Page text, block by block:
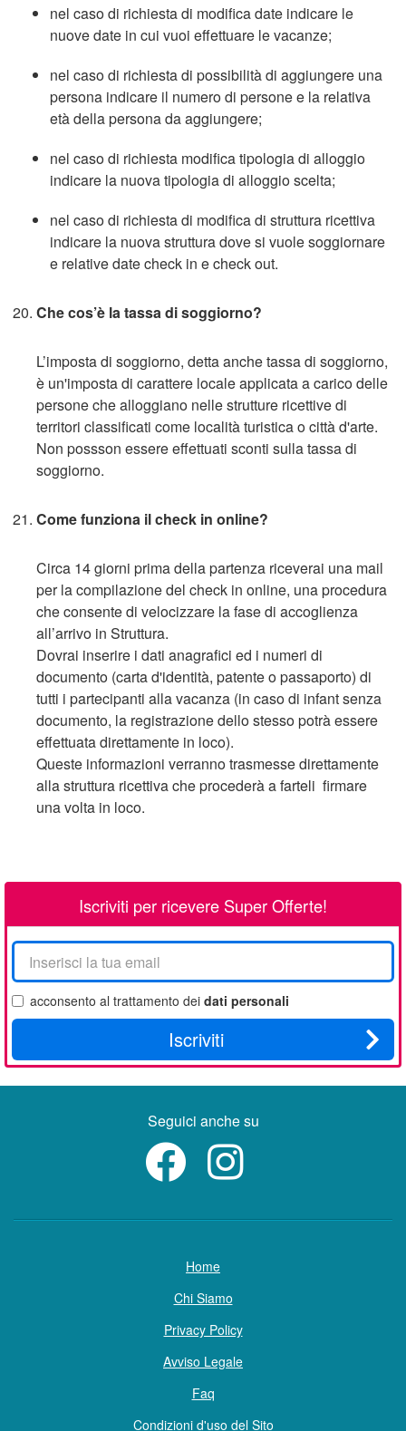
nel caso di richiesta di modifica date indicare le
nuove date in cui vuoi effettuare le vacanze;
nel caso di richiesta di possibilità di aggiungere una
persona indicare il numero di persone e la relativa
età della persona da aggiungere;
nel caso di richiesta modifica tipologia di alloggio
indicare la nuova tipologia di alloggio scelta;
nel caso di richiesta di modifica di struttura ricettiva
indicare la nuova struttura dove si vuole soggiornare
e relative date check in e check out.
Che cos’è la tassa di soggiorno?
L’imposta di soggiorno, detta anche tassa di soggiorno,
è un'imposta di carattere locale applicata a carico delle
persone che alloggiano nelle strutture ricettive di
territori classificati come località turistica o città d'arte.
Non possson essere effettuati sconti sulla tassa di
soggiorno.
Come funziona il check in online?
Circa 14 giorni prima della partenza riceverai una mail
per la compilazione del check in online, una procedura
che consente di velocizzare la fase di accoglienza
all’arrivo in Struttura.
Dovrai inserire i dati anagrafici ed i numeri di
documento (carta d'identità, patente o passaporto) di
tutti i partecipanti alla vacanza (in caso di infant senza
documento, la registrazione dello stesso potrà essere
effettuata direttamente in loco).
Queste informazioni verranno trasmesse direttamente
alla struttura ricettiva che procederà a farteli firmare
una volta in loco.
Iscriviti per ricevere Super Offerte!
La
tua
email
acconsento al trattamento dei dati personali
Iscriviti
Seguici anche su
Home
Chi Siamo
Privacy Policy
Avviso Legale
Faq
Condizioni d'uso del Sito